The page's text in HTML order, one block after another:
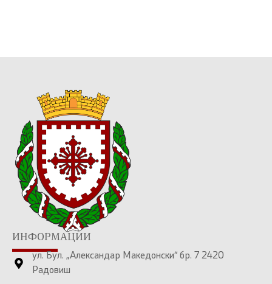
ИНФОРМАЦИИ
ул. Бул. „Александар Македонски“ бр. 7 2420
Радовиш